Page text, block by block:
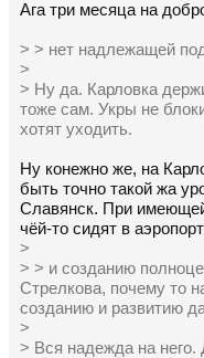
Ага три месяца на
> > нет надлежащей
>
> Ну да. Карловка
тоже сам. Укры не
хотят уходить.
Ну конежно же, на
быть точно такой жа
Славянск. При
чёй-то сидят в
>
> > и созданию
Стрелкова, почему то
созданию и развитию
>
> Вся надежда на него.